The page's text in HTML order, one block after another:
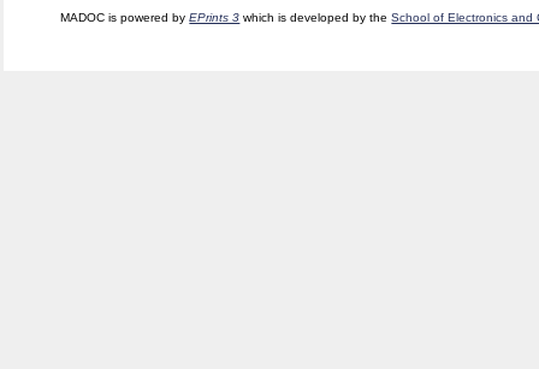
MADOC is powered byEPrints 3 which is developed by theSchool of Electronics and